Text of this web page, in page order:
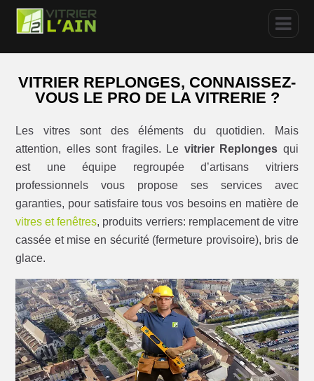
VITRIER REPLONGES, CONNAISSEZ-
VOUS LE PRO DE LA VITRERIE ?
Les vitres sont des éléments du quotidien. Mais
attention, elles sont fragiles. Le vitrier Replonges qui
est une équipe regroupée d’artisans vitriers
professionnels vous propose ses services avec
garanties, pour satisfaire tous vos besoins en matière de
vitres et fenêtres, produits verriers: remplacement de vitre
cassée et mise en sécurité (fermeture provisoire), bris de
glace.